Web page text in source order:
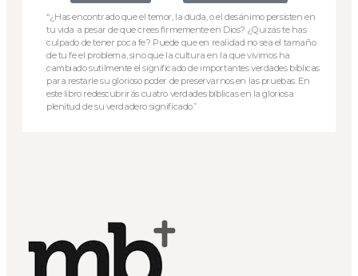
“¿Has encontrado que el temor, la duda, o el desánimo persisten en
tu vida a pesar de que crees firmemente en Dios? ¿Quizás te has
culpado de tener poca fe? Puede que en realidad no sea el tamaño
de tu fe el problema, sino que la cultura en la que vivimos ha
cambiado sutilmente el significado de importantes verdades bíblicas
para restarle su glorioso poder de preservarnos en las pruebas. En
este libro redescubrirás cuatro verdades bíblicas en la gloriosa
plenitud de su verdadero significado.”